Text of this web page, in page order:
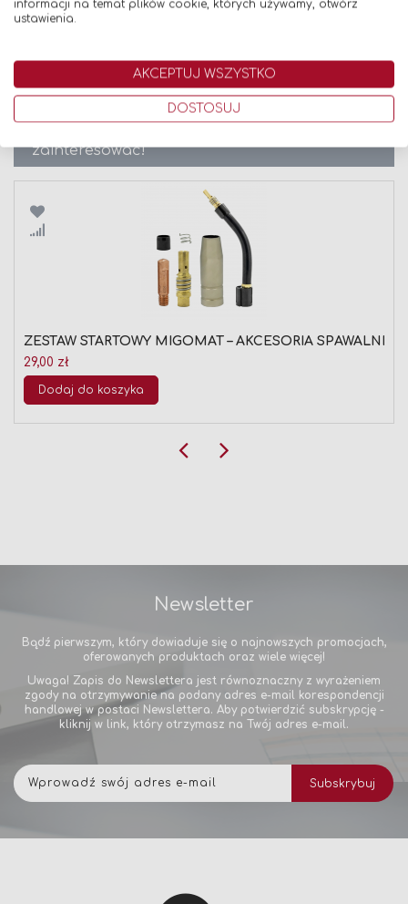
zainteresować!
Porównaj
ZESTAW STARTOWY MIGOMAT – AKCESORIA
29,00 zł
Dodaj do koszyka
Newsletter
Bądź pierwszym, który dowiaduje się o najnowszych promocjach,
oferowanych produktach oraz wiele więcej!
Uwaga! Zapis do Newslettera jest równoznaczny z wyrażeniem
zgody na otrzymywanie na podany adres e-mail korespondencji
handlowej w postaci Newslettera. Aby potwierdzić subskrypcję -
kliknij w link, który otrzymasz na Twój adres e-mail.
nasz
newsletter:
Subskrybuj
informacji na temat plików cookie, których używamy, otwórz
ustawienia.
AKCEPTUJ WSZYSTKO
DOSTOSUJ